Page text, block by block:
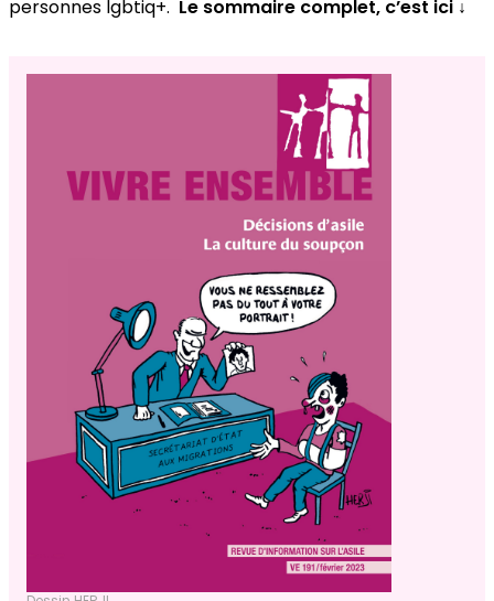
personnes lgbtiq+. Le sommaire complet, c’est ici ↓